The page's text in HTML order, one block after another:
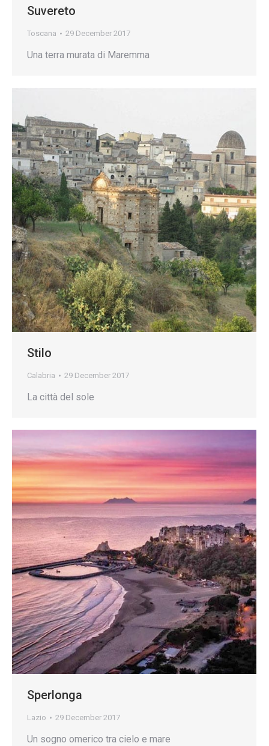
Suvereto
Toscana 29 December 2017
Una terra murata di Maremma
Stilo
Calabria 29 December 2017
La città del sole
Sperlonga
Lazio 29 December 2017
Un sogno omerico tra cielo e mare